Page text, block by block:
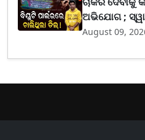
ଅଭିଯୋଗ ;
August 09,